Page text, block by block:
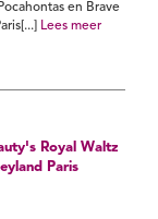
en Brave
Lees meer
Royal Waltz
Paris